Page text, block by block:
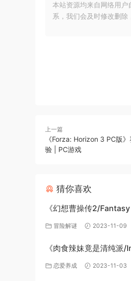
本站资源均来自网络用
系，我们会及时修改删
上一篇
《Forza: Horizon 3 PC版
验 | PC游戏
猜你喜欢
《幻想曹操传2/
下载与介绍
冒险解谜 2023-11-09
《肉食辣妹竟是清纯
机游戏免费下载
恋爱养成 2023-11-03